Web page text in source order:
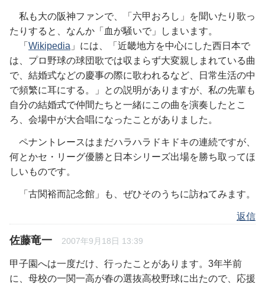
私も大の阪神ファンで、「六甲おろし」を聞いたり歌っ
たりすると、なんか「血が騒いで」しまいます。
「 Wikipedia 」には、「近畿地方を中心にした西日本で
は、プロ野球の球団歌では収まらず大変親しまれている曲
で、結婚式などの慶事の際に歌われるなど、日常生活の中
で頻繁に耳にする。」との説明がありますが、私の先輩も
自分の結婚式で仲間たちと一緒にこの曲を演奏したとこ
ろ、会場中が大合唱になったことがありました。
ペナントレースはまだハラハラドキドキの連続ですが、
何とかセ・リーグ優勝と日本シリーズ出場を勝ち取ってほ
しいものです。
「古関裕而記念館」も、ぜひそのうちに訪ねてみます。
返信
佐藤竜一 2007年9月18日 13:39
甲子園へは一度だけ、行ったことがあります。3年半前
に、母校の一関一高が春の選抜高校野球に出たので、応援